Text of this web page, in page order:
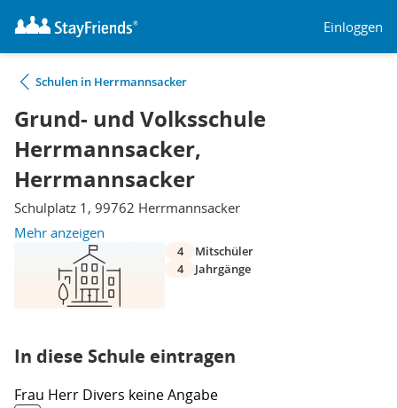
Einloggen
Schulen in Herrmannsacker
Grund- und Volksschule
Herrmannsacker,
Herrmannsacker
Schulplatz 1, 99762 Herrmannsacker
Mehr anzeigen
4
Mitschüler
4
Jahrgänge
In diese Schule eintragen
Frau Herr Divers keine Angabe